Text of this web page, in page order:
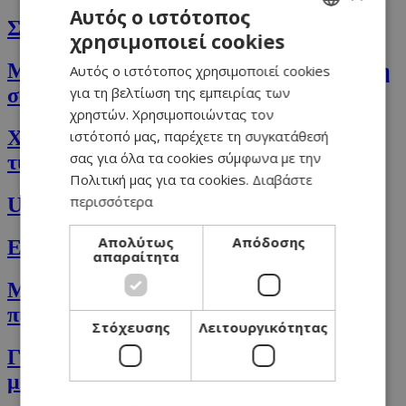
Σαλάτα με αχλάδια και τυρί Stilton
Μακαρόνια φαρφάλες με σούπερ πράσινη
σάλτσα
Χιλιανή συνταγή κοτόπουλου με γέμιση
τυριών σε σάλτσα
Upside down Cake με εποχιακά φρούτα
Ελληνικό Στιφάδο
Μαριναρισμένο σουβλάκι κοτόπουλο με
πίτα και σαλάτα
Γεμιστό κοτόπουλο σε σάλτσα με
μανιτάρια
ENGLISH
Αυτός ο ιστότοπος
χρησιμοποιεί cookies
Αυτός ο ιστότοπος χρησιμοποιεί cookies
για τη βελτίωση της εμπειρίας των
χρηστών. Χρησιμοποιώντας τον
ιστότοπό μας, παρέχετε τη συγκατάθεσή
σας για όλα τα cookies σύμφωνα με την
Πολιτική μας για τα cookies. Διαβάστε
περισσότερα
Απολύτως
απαραίτητα
Απόδοσης
Στόχευσης Λειτουργικότητας